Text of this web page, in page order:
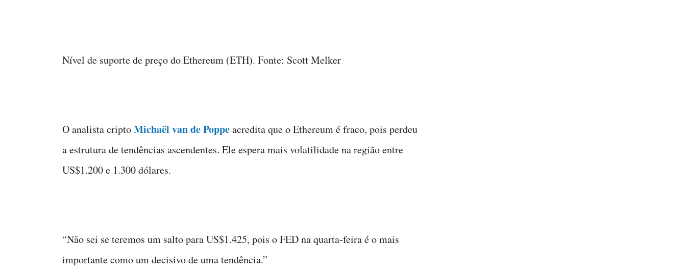
Nível de suporte de preço do Ethereum (ETH). Fonte: Scott Melker
O analista criptoMichaël van de Poppeacredita que o Ethereum é fraco, pois perdeu
a estrutura de tendências ascendentes. Ele espera mais volatilidade na região entre
US$1.200 e 1.300 dólares.
“Não sei se teremos um salto para US$1.425, pois o FED na quarta-feira é o mais
importante como um decisivo de uma tendência.”